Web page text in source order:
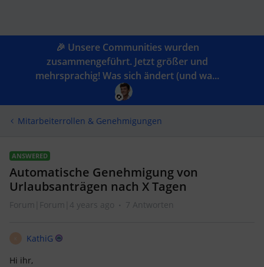
🎉 Unsere Communities wurden
zusammengeführt. Jetzt größer und
mehrsprachig! Was sich ändert (und wa...
Mitarbeiterrollen & Genehmigungen
ANSWERED
Automatische Genehmigung von
Urlaubsanträgen nach X Tagen
Forum|Forum|4 years ago 7 Antworten
KathiG
Hi ihr,